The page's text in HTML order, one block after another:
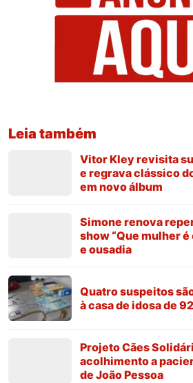
Leia também
Vitor Kley revisita
e regrava clássico
em novo álbum
Simone renova
show “Que mulher
e ousadia
Quatro suspeitos
à casa de idosa de
Projeto Cães
acolhimento a
de João Pessoa